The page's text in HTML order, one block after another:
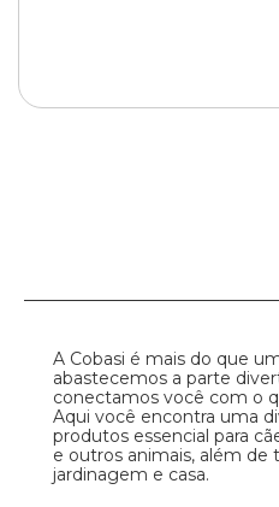
A Cobasi é mais do que
abastecemos a parte
conectamos você com o
Aqui você encontra uma
produtos essencial para
e outros animais, além de
jardinagem e casa.